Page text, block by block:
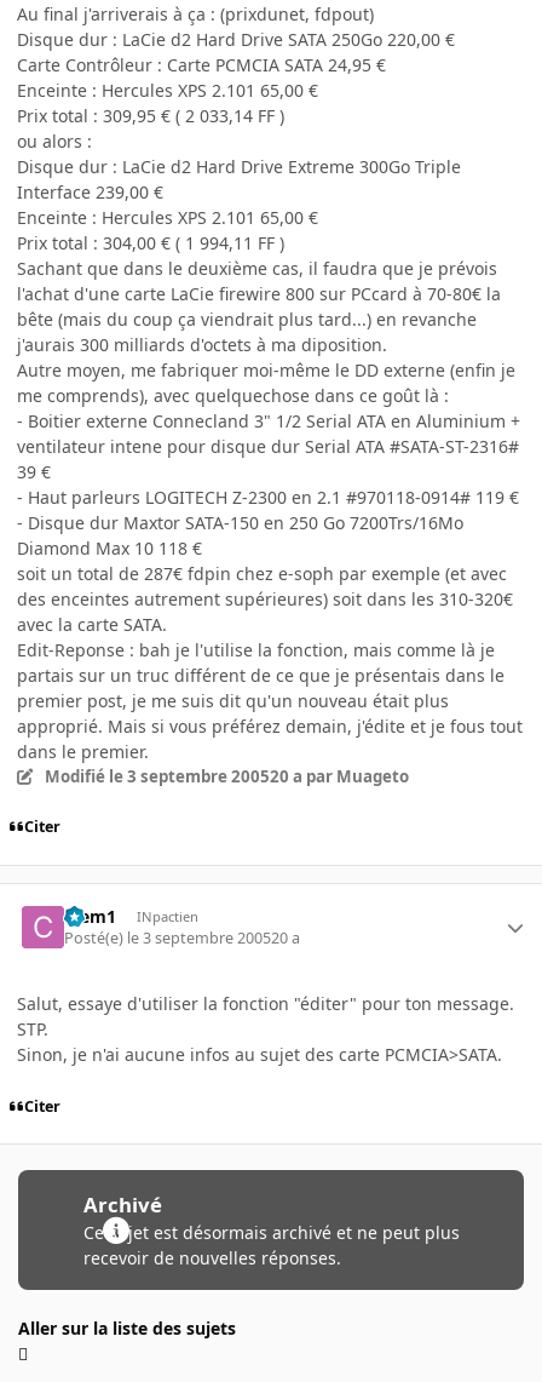
Au final j'arriverais à ça : (prixdunet, fdpout)
Disque dur : LaCie d2 Hard Drive SATA 250Go 220,00 €
Carte Contrôleur : Carte PCMCIA SATA 24,95 €
Enceinte : Hercules XPS 2.101 65,00 €
Prix total : 309,95 € ( 2 033,14 FF )
ou alors :
Disque dur : LaCie d2 Hard Drive Extreme 300Go Triple
Interface 239,00 €
Enceinte : Hercules XPS 2.101 65,00 €
Prix total : 304,00 € ( 1 994,11 FF )
Sachant que dans le deuxième cas, il faudra que je prévois
l'achat d'une carte LaCie firewire 800 sur PCcard à 70-80€ la
bête (mais du coup ça viendrait plus tard...) en revanche
j'aurais 300 milliards d'octets à ma diposition.
Autre moyen, me fabriquer moi-même le DD externe (enfin je
me comprends), avec quelquechose dans ce goût là :
- Boitier externe Connecland 3" 1/2 Serial ATA en Aluminium +
ventilateur intene pour disque dur Serial ATA #SATA-ST-2316#
39 €
- Haut parleurs LOGITECH Z-2300 en 2.1 #970118-0914# 119 €
- Disque dur Maxtor SATA-150 en 250 Go 7200Trs/16Mo
Diamond Max 10 118 €
soit un total de 287€ fdpin chez e-soph par exemple (et avec
des enceintes autrement supérieures) soit dans les 310-320€
avec la carte SATA.
Edit-Reponse : bah je l'utilise la fonction, mais comme là je
partais sur un truc différent de ce que je présentais dans le
premier post, je me suis dit qu'un nouveau était plus
approprié. Mais si vous préférez demain, j'édite et je fous tout
dans le premier.
Modifié le 3 septembre 200520 a par Muageto
Citer
Clem1 INpactien
Posté(e) le 3 septembre 200520 a
Salut, essaye d'utiliser la fonction "éditer" pour ton message.
STP.
Sinon, je n'ai aucune infos au sujet des carte PCMCIA>SATA.
Citer
Archivé
Ce sujet est désormais archivé et ne peut plus
recevoir de nouvelles réponses.
Aller sur la liste des sujets